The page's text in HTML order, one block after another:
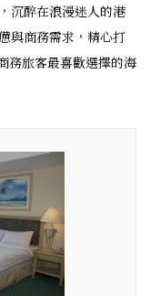
沉醉在浪漫迷人的港
與商務需求，精心打
務旅客最喜歡選擇的海